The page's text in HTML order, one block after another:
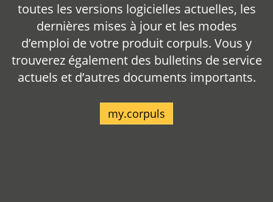
toutes les versions logicielles actuelles, les
dernières mises à jour et les modes
d’emploi de votre produit corpuls. Vous y
trouverez également des bulletins de service
actuels et d’autres documents importants.
my.corpuls